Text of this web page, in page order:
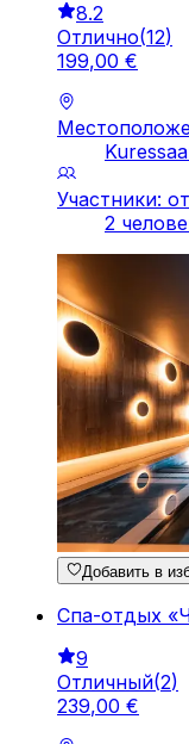
8.2
Отлично(12)
199,00 €
Участники:
2
Добавить в
Спа-отдых
9
Отличный(2)
239,00 €